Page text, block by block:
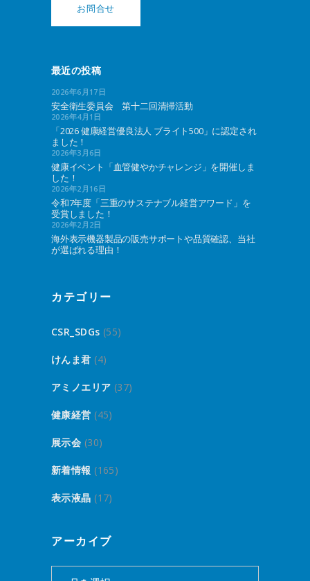
お問合せ
最近の投稿
2026年6月17日
安全衛生委員会 第十二回清掃活動
2026年4月1日
「2026 健康経営優良法人 ブライト500」に認定され
ました！
2026年3月6日
健康イベント「血管健やかチャレンジ」を開催しま
した！
2026年2月16日
令和7年度「三重のサステナブル経営アワード」を
受賞しました！
2026年2月2日
海外表示機器製品の販売サポートや品質確認、当社
が選ばれる理由！
カテゴリー
CSR_SDGs (55)
けんま君 (4)
アミノエリア (37)
健康経営 (45)
展示会 (30)
新着情報 (165)
表示液晶 (17)
アーカイブ